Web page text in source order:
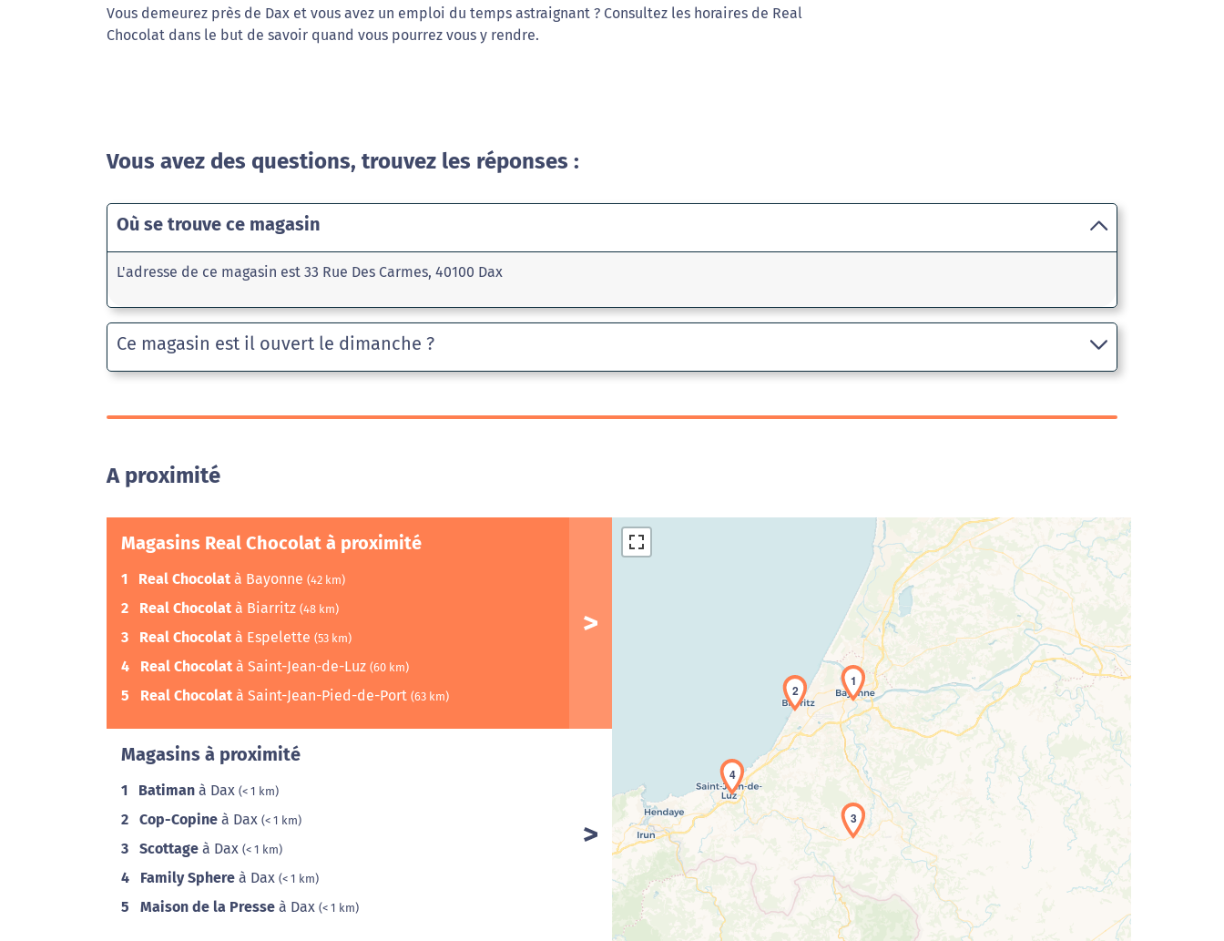
Vous demeurez près de Dax et vous avez un emploi du temps astraignant ? Consultez les horaires de Real
Chocolat dans le but de savoir quand vous pourrez vous y rendre.
Vous avez des questions, trouvez les réponses :
Où se trouve ce magasin
L'adresse de ce magasin est 33 Rue Des Carmes, 40100 Dax
Ce magasin est il ouvert le dimanche ?
A proximité
Magasins Real Chocolat à proximité
1 Real Chocolat à Bayonne (42 km)
2 Real Chocolat à Biarritz (48 km)
3 Real Chocolat à Espelette (53 km)
4 Real Chocolat à Saint-Jean-de-Luz (60 km)
5 Real Chocolat à Saint-Jean-Pied-de-Port (63 km)
Magasins à proximité
1 Batiman à Dax (< 1 km)
2 Cop-Copine à Dax (< 1 km)
3 Scottage à Dax (< 1 km)
4 Family Sphere à Dax (< 1 km)
5 Maison de la Presse à Dax (< 1 km)
Chargement de la carte en cours...
1
2
3
4